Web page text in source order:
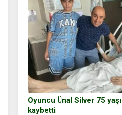
ehliyet ve ruhsat sorup
Sürücü Abdurrahman Ö.nün
eksik olduğunu...
Oyuncu Ünal Silver 75
kaybetti